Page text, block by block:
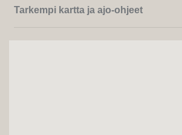
Tarkempi kartta ja ajo-ohjeet